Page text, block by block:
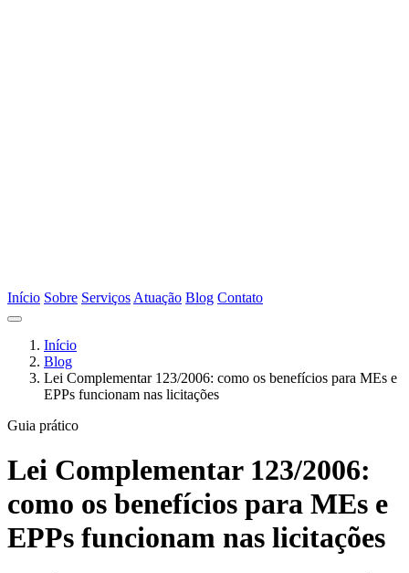
Início Sobre Serviços Atuação Blog Contato
Início
Blog
Lei Complementar 123/2006: como os benefícios para MEs e
EPPs funcionam nas licitações
Guia prático
Lei Complementar 123/2006:
como os benefícios para MEs e
EPPs funcionam nas licitações